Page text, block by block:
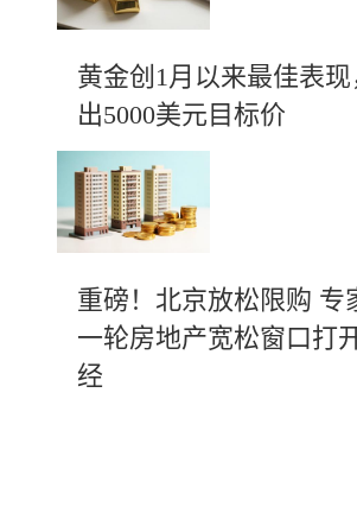
黄金创1月以来最佳表
出5000美元目标价
重磅！北京放松限购 专
一轮房地产宽松窗口打
经